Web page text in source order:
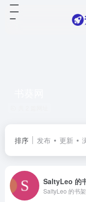
排序 发布 更新
SaltyLeo 的